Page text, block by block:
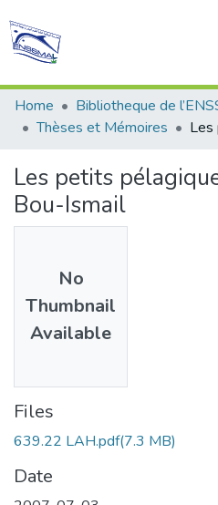
Communities
All of
Home
Bibliotheque de
Thèses et Mémoires
Les petits
Bou-Ismail
No
Thumbnail
Available
Files
639.22 LAH.pdf(7.3 MB)
Date